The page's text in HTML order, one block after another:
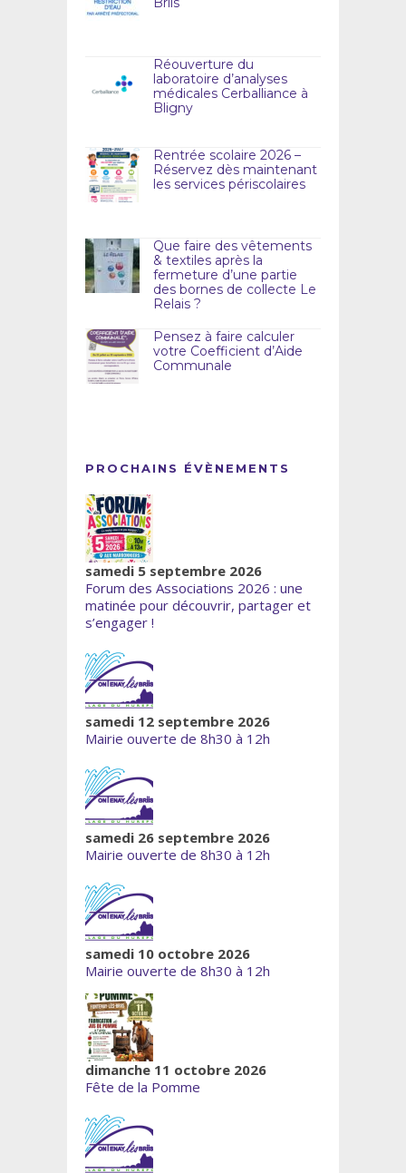
Réouverture du
laboratoire d’analyses
médicales Cerballiance à
Bligny
Rentrée scolaire 2026 –
Réservez dès maintenant
les services périscolaires
Que faire des vêtements
& textiles après la
fermeture d’une partie
des bornes de collecte Le
Relais ?
Pensez à faire calculer
votre Coefficient d’Aide
Communale
PROCHAINS ÉVÈNEMENTS
samedi 5 septembre 2026
Forum des Associations 2026 : une
matinée pour découvrir, partager et
s’engager !
samedi 12 septembre 2026
Mairie ouverte de 8h30 à 12h
samedi 26 septembre 2026
Mairie ouverte de 8h30 à 12h
samedi 10 octobre 2026
Mairie ouverte de 8h30 à 12h
dimanche 11 octobre 2026
Fête de la Pomme